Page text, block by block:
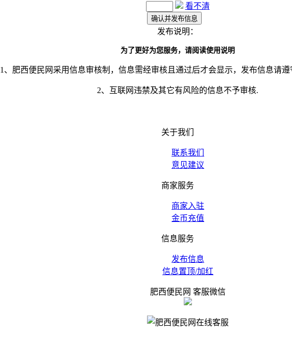
看不清
发布说明：
为了更好为您服务，请阅读使用说明
1、肥西便民网采用信息审核制，信息需经审核且通过后才会显示，发布信息请遵
2、互联网违禁及其它有风险的信息不予审核.
关于我们
联系我们
意见建议
商家服务
商家入驻
金币充值
信息服务
发布信息
信息置顶/加红
肥西便民网 客服微信